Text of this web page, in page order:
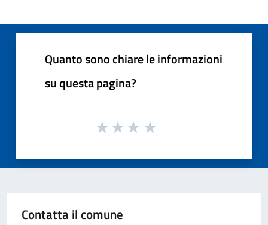
Quanto sono chiare le informazioni
su questa pagina?
Contatta il comune